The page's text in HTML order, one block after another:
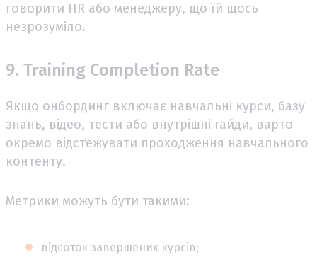
говорити HR або менеджеру, що їй щось
незрозуміло.
9. Training Completion Rate
Якщо онбординг включає навчальні курси, базу
знань, відео, тести або внутрішні гайди, варто
окремо відстежувати проходження навчального
контенту.
Метрики можуть бути такими:
відсоток завершених курсів;